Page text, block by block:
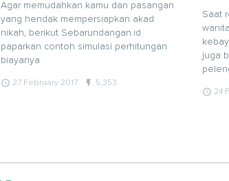
Agar memudahkan kamu dan pasangan
yang hendak mempersiapkan akad
nikah, berikut Sebarundangan.id
paparkan contoh simulasi perhitungan
biayanya
query_builder 27 February 2017 flash_on 5,353
Saat
juga
query_builder 24